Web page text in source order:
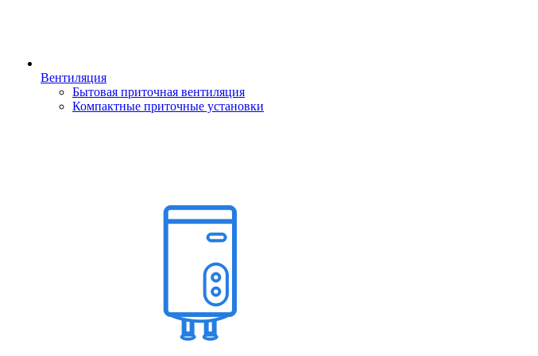
Вентиляция
Бытовая приточная вентиляция
Компактные приточные установки